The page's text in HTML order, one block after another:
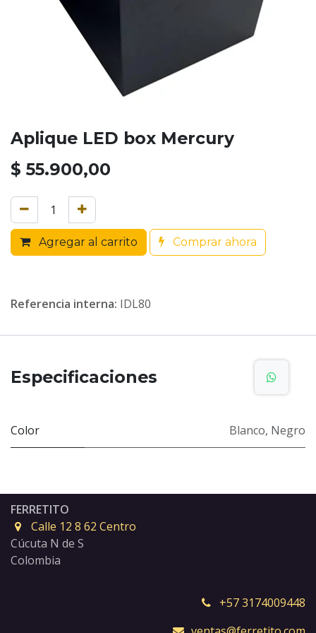
Aplique LED box Mercury
$ 55.900,00
Agregar al carrito Comprar ahora
Referencia interna: IDL80
Especificaciones
Color Blanco, Negro
FERRETITO
Calle 12 8 62 Centro
Cúcuta N de S
Colombia
+57 3174009448